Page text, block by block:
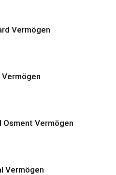
Vermögen
Osment Vermögen
Vermögen